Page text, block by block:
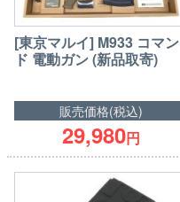
[東京マルイ] M933 コマン
ド 電動ガン (新品取寄)
販売価格(税込)
29,980円